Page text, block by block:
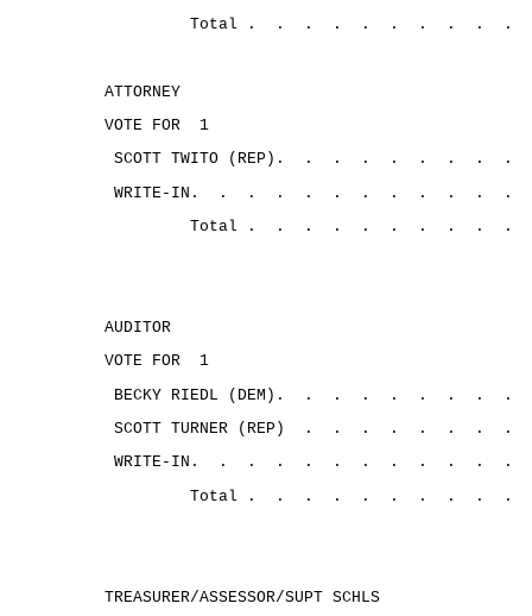
Total .
. . . . . . . . .
ATTORNEY
VOTE FOR
1
SCOTT TWITO (REP).
. . . . . . .
.
WRITE-IN.
. . . . . . . . . .
.
Total .
. . . . . . . . .
AUDITOR
VOTE FOR
1
BECKY RIEDL (DEM).
. . . . . . .
.
SCOTT TURNER (REP)
. . . . . . .
.
WRITE-IN.
. . . . . . . . . .
.
Total .
. . . . . . . . .
TREASURER/ASSESSOR/SUPT SCHLS